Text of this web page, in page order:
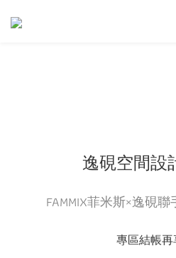
逸硯空間設
FAMMIX菲米斯×逸硯
專區結帳